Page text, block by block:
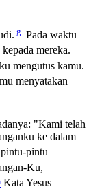
g Pada waktu
kepada mereka.
mengutus kamu.
menyatakan
"Kami telah
ke dalam
pintu
Ku,
Kata Yesus